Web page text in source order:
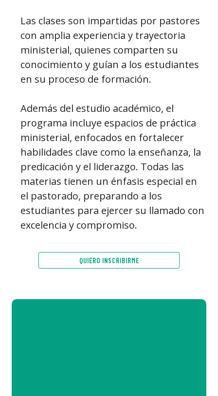
Las clases son impartidas por pastores
con amplia experiencia y trayectoria
ministerial, quienes comparten su
conocimiento y guían a los estudiantes
en su proceso de formación.
Además del estudio académico, el
programa incluye espacios de práctica
ministerial, enfocados en fortalecer
habilidades clave como la enseñanza, la
predicación y el liderazgo. Todas las
materias tienen un énfasis especial en
el pastorado, preparando a los
estudiantes para ejercer su llamado con
excelencia y compromiso.
QUIERO INSCRIBIRME